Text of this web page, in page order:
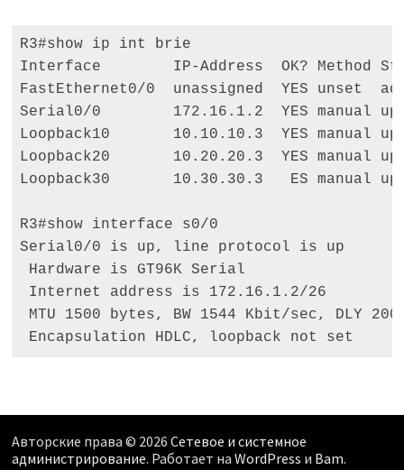
R3#show ip int brie
Interface        IP-Address  OK? Method
FastEthernet0/0  unassigned  YES unset
Serial0/0        172.16.1.2  YES manual
Loopback10       10.10.10.3  YES
Loopback20       10.20.20.3  YES manual
Loopback30       10.30.30.3   ES manual
R3#show interface s0/0
Serial0/0 is up, line protocol is up
Hardware is GT96K Serial
Internet address is 172.16.1.2/26
MTU 1500 bytes, BW 1544 Kbit/sec,
Encapsulation HDLC, loopback not set
Авторские права © 2026 Сетевое и системное
администрирование. Работает на WordPress и Bam.